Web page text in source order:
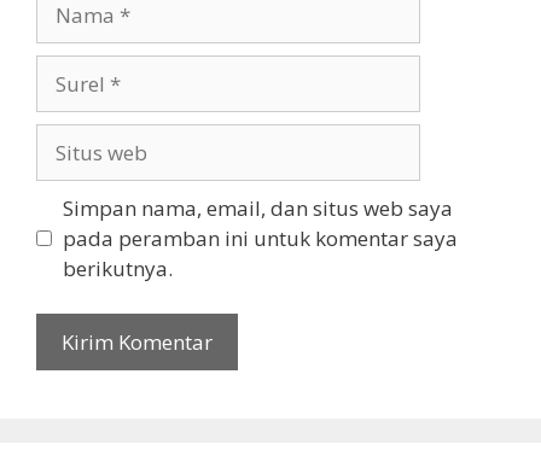
web
Simpan nama, email, dan situs web saya
pada peramban ini untuk komentar saya
berikutnya.